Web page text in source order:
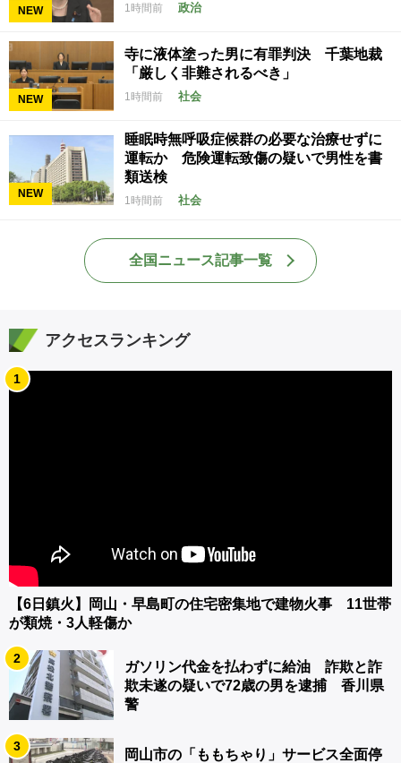
NEW 1時間前 政治
NEW
寺に液体塗った男に有罪判決 千葉地裁
「厳しく非難されるべき」
1時間前 社会
NEW
睡眠時無呼吸症候群の必要な治療せずに
運転か 危険運転致傷の疑いで男性を書
類送検
1時間前 社会
全国ニュース記事一覧
アクセスランキング
1
【6日鎮火】岡山・早島町の住宅密集地で建物火事 11世帯
が類焼・3人軽傷か
2
ガソリン代金を払わずに給油 詐欺と詐
欺未遂の疑いで72歳の男を逮捕 香川県
警
3
岡山市の「ももちゃり」サービス全面停